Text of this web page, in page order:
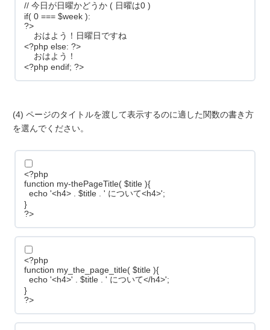
// 今日が日曜かどうか ( 日曜は0 )
if( 0 === $week ):
?>
おはよう！日曜日ですね
<?php else: ?>
おはよう！
<?php endif; ?>
(4) ページのタイトルを渡して表示するのに適した関数の書き方
を選んでください。
<?php
function my-thePageTitle( $title ){
echo '<h4> . $title . ' について<h4>';
}
?>
<?php
function my_the_page_title( $title ){
echo '<h4>' . $title . ' について</h4>';
}
?>